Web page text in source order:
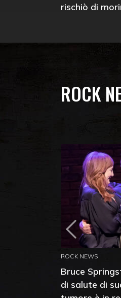
rischiò di
ROCK
ROCK NEWS
Bruce
di salute di